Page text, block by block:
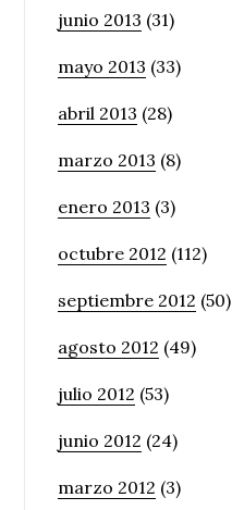
junio 2013 (31)
mayo 2013 (33)
abril 2013 (28)
marzo 2013 (8)
enero 2013 (3)
octubre 2012 (112)
septiembre 2012 (50)
agosto 2012 (49)
julio 2012 (53)
junio 2012 (24)
marzo 2012 (3)